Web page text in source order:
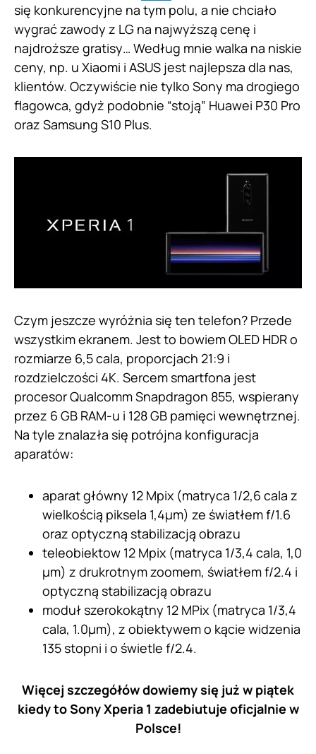
się konkurencyjne na tym polu, a nie chciało
wygrać zawody z LG na najwyższą cenę i
najdroższe gratisy… Według mnie walka na niskie
ceny, np. u Xiaomi i ASUS jest najlepsza dla nas,
klientów. Oczywiście nie tylko Sony ma drogiego
flagowca, gdyż podobnie “stoją” Huawei P30 Pro
oraz Samsung S10 Plus.
Czym jeszcze wyróżnia się ten telefon? Przede
wszystkim ekranem. Jest to bowiem OLED HDR o
rozmiarze 6,5 cala, proporcjach 21:9 i
rozdzielczości 4K. Sercem smartfona jest
procesor Qualcomm Snapdragon 855, wspierany
przez 6 GB RAM-u i 128 GB pamięci wewnętrznej.
Na tyle znalazła się potrójna konfiguracja
aparatów:
aparat główny 12 Mpix (matryca 1/2,6 cala z
wielkością piksela 1,4μm) ze światłem f/1.6
oraz optyczną stabilizacją obrazu
teleobiektow 12 Mpix (matryca 1/3,4 cala, 1,0
μm) z drukrotnym zoomem, światłem f/2.4 i
optyczną stabilizacją obrazu
moduł szerokokątny 12 MPix (matryca 1/3,4
cala, 1.0μm), z obiektywem o kącie widzenia
135 stopni i o świetle f/2.4.
Więcej szczegółów dowiemy się już w piątek
kiedy to Sony Xperia 1 zadebiutuje oficjalnie w
Polsce!